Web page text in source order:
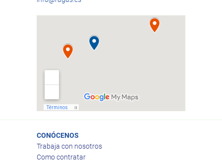
CONÓCENOS
Trabaja con nosotros
Como contratar